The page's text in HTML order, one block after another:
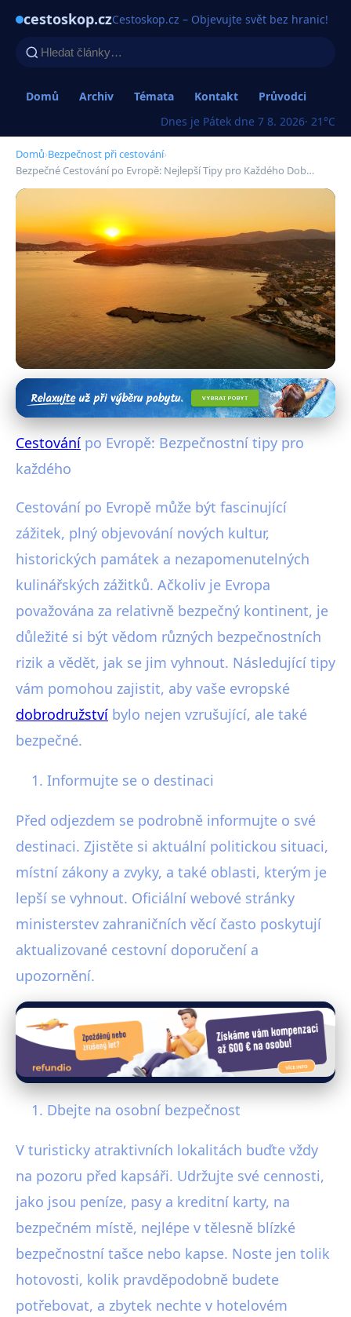
cestoskop.czCestoskop.cz – Objevujte svět bez hranic!
Domů Archiv Témata Kontakt
Průvodci
Dnes je Pátek dne 7 8. 2026· 21°C
Domů›Bezpečnost při cestování›
Bezpečné Cestování po Evropě: Nejlepší Tipy pro Každého Dob…
Bezpečnost při cestování
Bezpečné Cestování po Evropě:
Nejlepší Tipy pro Každého
Cestování po Evropě: Bezpečnostní tipy pro
každého
Cestování po Evropě může být fascinující
zážitek, plný objevování nových kultur,
historických památek a nezapomenutelných
kulinářských zážitků. Ačkoliv je Evropa
považována za relativně bezpečný kontinent, je
důležité si být vědom různých bezpečnostních
rizik a vědět, jak se jim vyhnout. Následující tipy
vám pomohou zajistit, aby vaše evropské
dobrodružství bylo nejen vzrušující, ale také
bezpečné.
Informujte se o destinaci
Před odjezdem se podrobně informujte o své
destinaci. Zjistěte si aktuální politickou situaci,
místní zákony a zvyky, a také oblasti, kterým je
lepší se vyhnout. Oficiální webové stránky
ministerstev zahraničních věcí často poskytují
aktualizované cestovní doporučení a
upozornění.
Dbejte na osobní bezpečnost
V turisticky atraktivních lokalitách buďte vždy
na pozoru před kapsáři. Udržujte své cennosti,
jako jsou peníze, pasy a kreditní karty, na
bezpečném místě, nejlépe v tělesně blízké
bezpečnostní tašce nebo kapse. Noste jen tolik
hotovosti, kolik pravděpodobně budete
potřebovat, a zbytek nechte v hotelovém